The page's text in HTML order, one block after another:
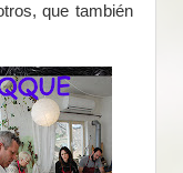
que también